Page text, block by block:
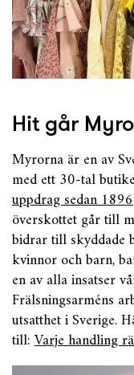
Hit går
Myrorna är en av
med ett 30-tal
uppdrag sedan 1896
överskottet går till
bidrar till skyddade
kvinnor och barn,
en av alla insatser
Frälsningsarméns
utsatthet i Sverige.
till:Varje handling